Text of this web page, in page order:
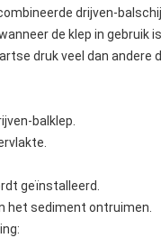
drijven-
de klep in gebruik
druk veel dan andere
balklep.
geïnstalleerd.
het sediment ontruimen.